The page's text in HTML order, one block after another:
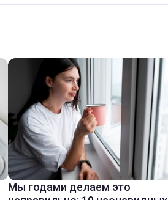
Мы годами делаем это